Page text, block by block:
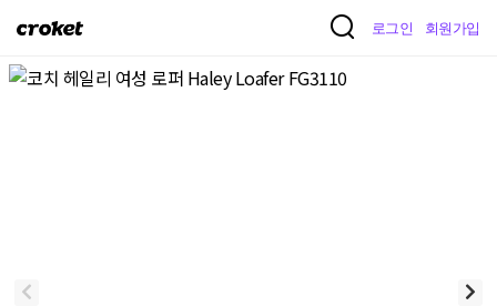
크
켓
로그인 회원가입